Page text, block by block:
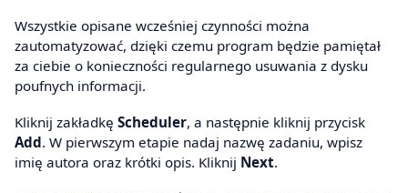
Wszystkie opisane wcześniej czynności można
zautomatyzować, dzięki czemu program będzie pamiętał
za ciebie o konieczności regularnego usuwania z dysku
poufnych informacji.
Kliknij zakładkę Scheduler, a następnie kliknij przycisk
Add. W pierwszym etapie nadaj nazwę zadaniu, wpisz
imię autora oraz krótki opis. Kliknij Next.